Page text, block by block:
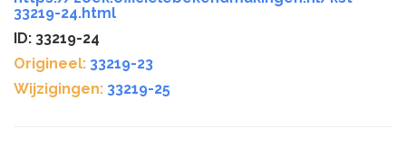
33219-24.html
ID: 33219-24
Origineel: 33219-23
Wijzigingen: 33219-25